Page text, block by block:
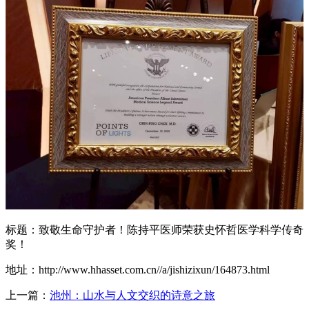
标题：致敬生命守护者！陈持平医师荣获史怀哲医学科学传奇
奖！
地址：http://www.hhasset.com.cn//a/jishizixun/164873.html
上一篇： 池州：山水与人文交织的诗意之旅